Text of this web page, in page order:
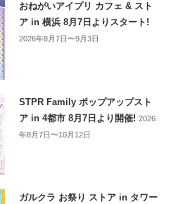
おねがいアイプリ カフェ & スト
ア in 横浜 8月7日よりスタート!
2026年8月7日〜9月3日
STPR Family ポップアップスト
ア in 4都市 8月7日より開催!2026
年8月7日〜10月12日
ガルクラ お祭り ストア in タワー